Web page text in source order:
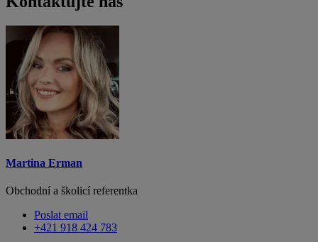
Martina Erman
Obchodní a školicí referentka
Poslat email
+421 918 424 783